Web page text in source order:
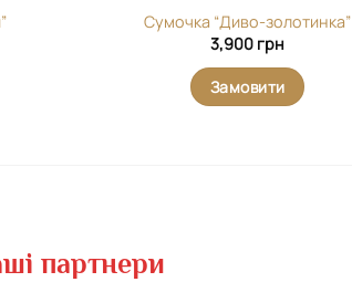
Сумочка “Диво-золотинка”
3,900 грн
Замовити
партнери